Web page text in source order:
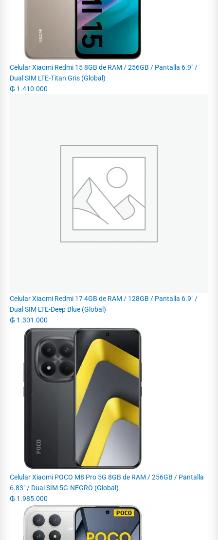
Celular Xiaomi Redmi 15 8GB de RAM / 256GB / Pantalla 6.9" /
Dual SIM LTE-Titan Gris (Global)
₲ 1.410.000
Celular Xiaomi Redmi 17 4GB de RAM / 128GB / Pantalla 6.9" /
Dual SIM LTE-Deep Blue (Global)
₲ 1.301.000
Celular Xiaomi POCO M8 Pro 5G 8GB de RAM / 256GB / Pantalla
6.83" / Dual SIM 5G-NEGRO (Global)
₲ 1.985.000